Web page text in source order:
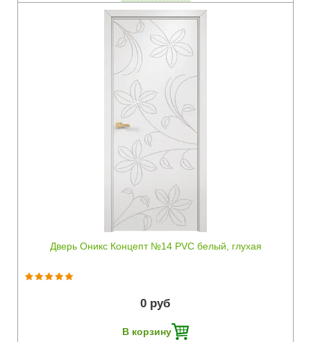
Дверь Оникс Концепт №14 PVC белый, глухая
Быстрый просмотр
0 руб
В корзину